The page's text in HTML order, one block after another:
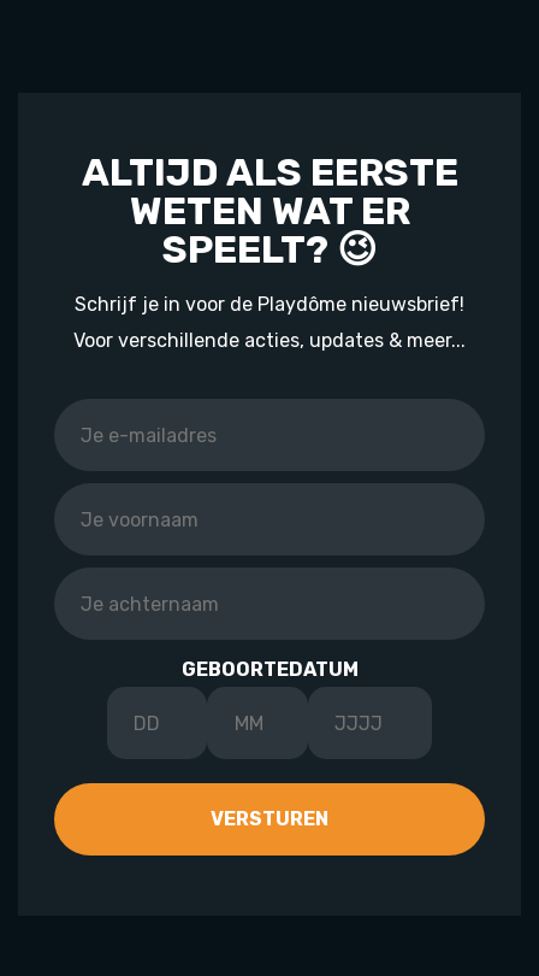
ALTIJD ALS EERSTE
WETEN WAT ER
SPEELT? 😉
Schrijf je in voor de Playdôme nieuwsbrief!
Voor verschillende acties, updates & meer...
GEBOORTEDATUM